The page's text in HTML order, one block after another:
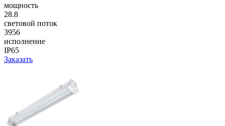
мощность
28.8
световой поток
3956
исполнение
IP65
Заказать